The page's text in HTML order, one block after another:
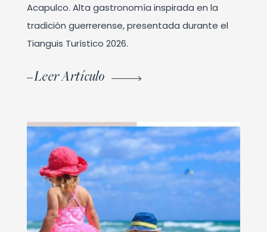
Acapulco. Alta gastronomía inspirada en la
tradición guerrerense, presentada durante el
Tianguis Turístico 2026.
Leer Artículo